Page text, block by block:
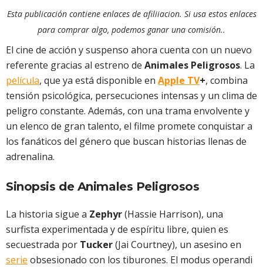
Esta publicación contiene enlaces de afiliiacion. Si usa estos enlaces
para comprar algo, podemos ganar una comisión..
El cine de acción y suspenso ahora cuenta con un nuevo
referente gracias al estreno de Animales Peligrosos. La
película, que ya está disponible en Apple TV+, combina
tensión psicológica, persecuciones intensas y un clima de
peligro constante. Además, con una trama envolvente y
un elenco de gran talento, el filme promete conquistar a
los fanáticos del género que buscan historias llenas de
adrenalina.
Sinopsis de Animales Peligrosos
La historia sigue a Zephyr(Hassie Harrison), una
surfista experimentada y de espíritu libre, quien es
secuestrada por Tucker(Jai Courtney), un asesino en
serie obsesionado con los tiburones. El modus operandi